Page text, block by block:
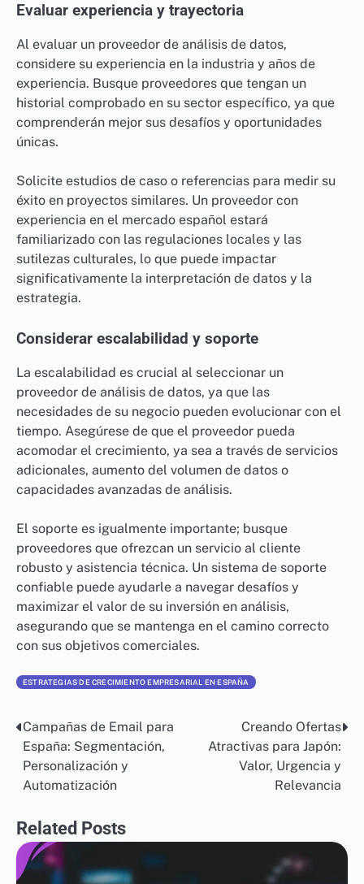
Evaluar experiencia y trayectoria
Al evaluar un proveedor de análisis de datos,
considere su experiencia en la industria y años de
experiencia. Busque proveedores que tengan un
historial comprobado en su sector específico, ya que
comprenderán mejor sus desafíos y oportunidades
únicas.
Solicite estudios de caso o referencias para medir su
éxito en proyectos similares. Un proveedor con
experiencia en el mercado español estará
familiarizado con las regulaciones locales y las
sutilezas culturales, lo que puede impactar
significativamente la interpretación de datos y la
estrategia.
Considerar escalabilidad y soporte
La escalabilidad es crucial al seleccionar un
proveedor de análisis de datos, ya que las
necesidades de su negocio pueden evolucionar con el
tiempo. Asegúrese de que el proveedor pueda
acomodar el crecimiento, ya sea a través de servicios
adicionales, aumento del volumen de datos o
capacidades avanzadas de análisis.
El soporte es igualmente importante; busque
proveedores que ofrezcan un servicio al cliente
robusto y asistencia técnica. Un sistema de soporte
confiable puede ayudarle a navegar desafíos y
maximizar el valor de su inversión en análisis,
asegurando que se mantenga en el camino correcto
con sus objetivos comerciales.
ESTRATEGIAS DE CRECIMIENTO EMPRESARIAL EN ESPAÑA
Post
navigation
Campañas de Email para
España: Segmentación,
Personalización y
Automatización
Creando Ofertas
Atractivas para Japón:
Valor, Urgencia y
Relevancia
Related Posts